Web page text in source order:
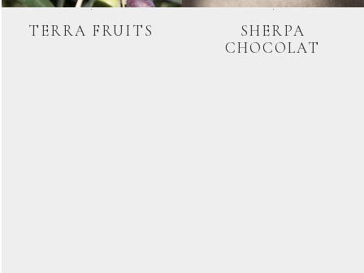
TERRA FRUITS
SHERPA
CHOCOLAT